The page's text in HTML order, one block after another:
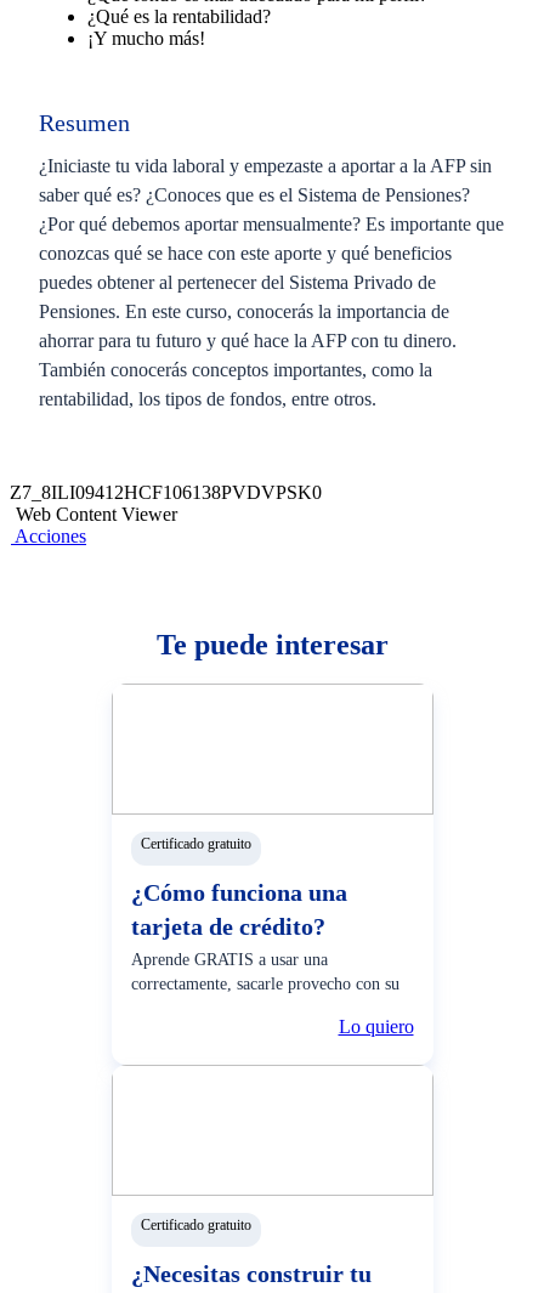
¿Qué es la rentabilidad?
¡Y mucho más!
Resumen
¿Iniciaste tu vida laboral y empezaste a aportar a la AFP sin
saber qué es? ¿Conoces que es el Sistema de Pensiones?
¿Por qué debemos aportar mensualmente? Es importante que
conozcas qué se hace con este aporte y qué beneficios
puedes obtener al pertenecer del Sistema Privado de
Pensiones. En este curso, conocerás la importancia de
ahorrar para tu futuro y qué hace la AFP con tu dinero.
También conocerás conceptos importantes, como la
rentabilidad, los tipos de fondos, entre otros.
Z7_8ILI09412HCF106138PVDVPSK0
Web Content Viewer
Acciones
Te puede interesar
Certificado gratuito
¿Cómo funciona una
tarjeta de crédito?
Aprende GRATIS a usar una
correctamente, sacarle provecho con su
Lo quiero
Certificado gratuito
¿Necesitas construir tu